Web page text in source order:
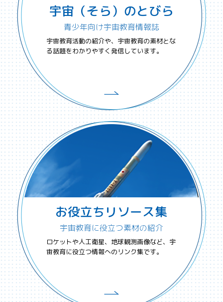
宇宙（そら）のとびら
青少年向け宇宙教育情報誌
宇宙教育活動の紹介や、宇宙教育の素材とな
る話題をわかりやすく発信しています。
お役立ちリソース集
宇宙教育に役立つ素材の紹介
ロケットや人工衛星、地球観測画像など、宇
宙教育に役立つ情報へのリンク集です。